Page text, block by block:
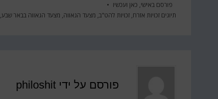
פורסם באישי, כאן ועכשיו
תיוגיםזכויות אזרח,זכויות להט"ב, מצעד הגאווה, מצעד הגאווה בבאר שבע,
פורסם על ידיphiloshit